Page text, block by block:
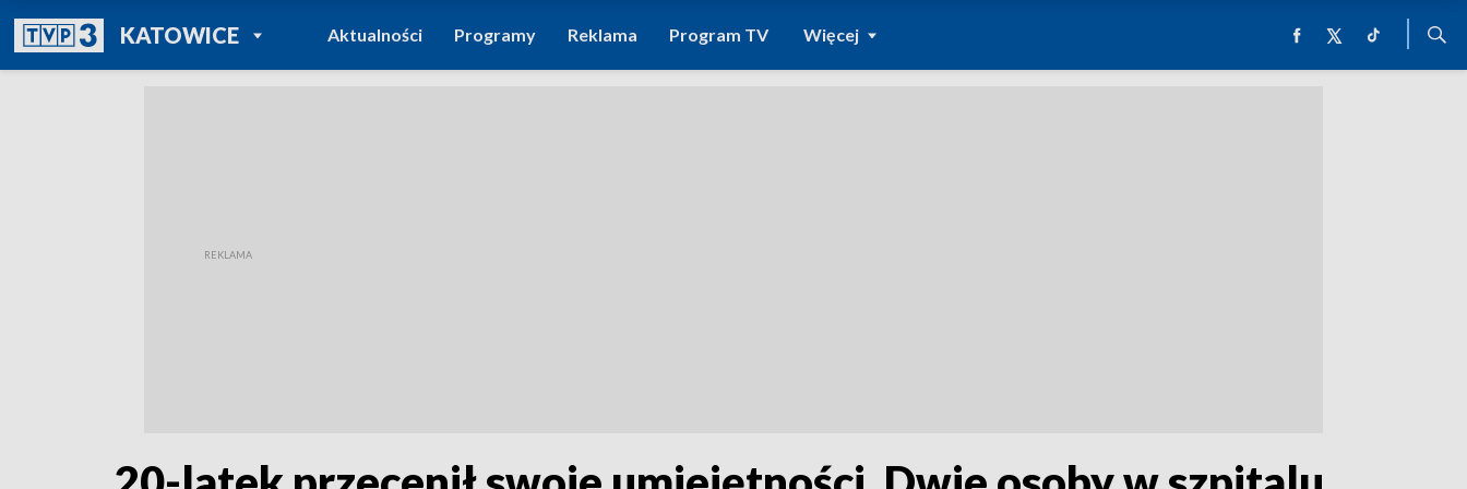
KATOWICEPOWRÓT DO
TVP REGIONY
Aktualności Programy Reklama Program TV Więcej